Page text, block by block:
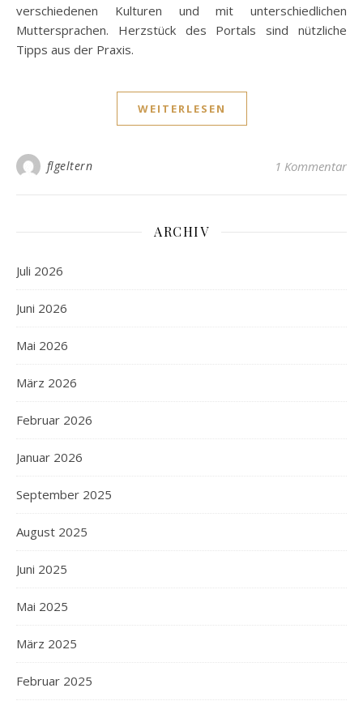
verschiedenen Kulturen und mit unterschiedlichen
Muttersprachen. Herzstück des Portals sind nützliche
Tipps aus der Praxis.
WEITERLESEN
flgeltern 1 Kommentar
ARCHIV
Juli 2026
Juni 2026
Mai 2026
März 2026
Februar 2026
Januar 2026
September 2025
August 2025
Juni 2025
Mai 2025
März 2025
Februar 2025